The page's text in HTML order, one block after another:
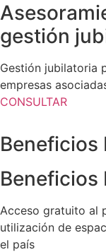
gestión
Gestión jubilatoria
empresas
CONSULTAR
Beneficios
Beneficios
Acceso gratuito al
utilización de
el país